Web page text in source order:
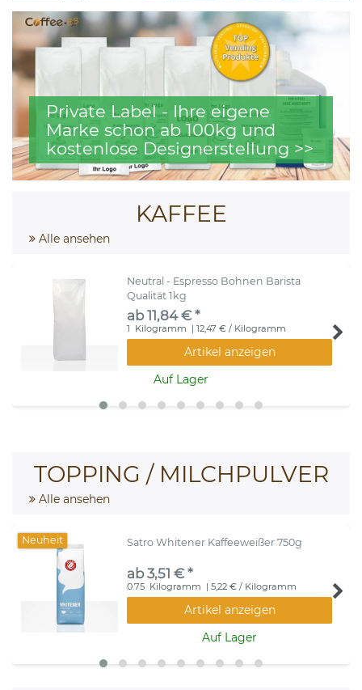
Private Label - Ihre eigene
Marke schon ab 100kg und
kostenlose Designerstellung >>
KAFFEE
Alle ansehen
Neutral - Espresso Bohnen Barista
Qualität 1kg
ab 11,84 € *
1 Kilogramm | 12,47 € / Kilogramm
Artikel anzeigen
Auf Lager
TOPPING / MILCHPULVER
Alle ansehen
Neuheit Satro Whitener Kaffeeweißer 750g
ab 3,51 € *
0.75 Kilogramm | 5,22 € / Kilogramm
Artikel anzeigen
Auf Lager